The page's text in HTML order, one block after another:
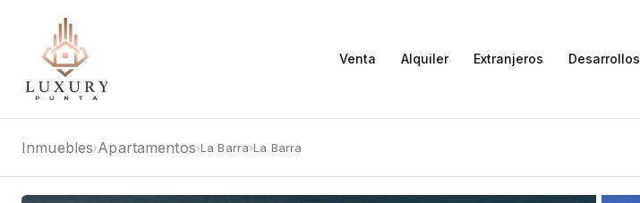
Venta Alquiler Extranjeros Desarrollos
Inmuebles›Apartamentos›La Barra›La Barra